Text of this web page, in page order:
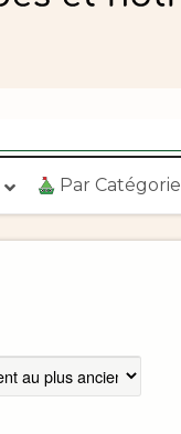
Par Catégorie